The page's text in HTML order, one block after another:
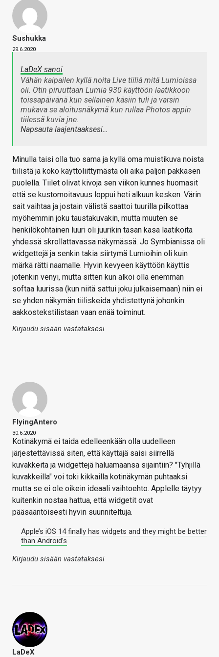
Sushukka
29.6.2020
LaDeX sanoi
Vähän kaipailen kyllä noita Live tiiliä mitä Lumioissa
oli. Otin piruuttaan Lumia 930 käyttöön laatikkoon
toissapäivänä kun sellainen käsiin tuli ja varsin
mukava se aloitusnäkymä kun rullaa Photos appin
tiilessä kuvia jne.
Napsauta laajentaaksesi…
Minulla taisi olla tuo sama ja kyllä oma muistikuva noista
tiilistä ja koko käyttöliittymästä oli aika paljon pakkasen
puolella. Tiilet olivat kivoja sen viikon kunnes huomasit
että se kustomoitavuus loppui heti alkuun kesken. Värin
sait vaihtaa ja jostain välistä saattoi tuurilla pilkottaa
myöhemmin joku taustakuvakin, mutta muuten se
henkilökohtainen luuri oli juurikin tasan kasa laatikoita
yhdessä skrollattavassa näkymässä. Jo Symbianissa oli
widgettejä ja senkin takia siirtymä Lumioihin oli kuin
märkä rätti naamalle. Hyvin kevyeen käyttöön käyttis
jotenkin venyi, mutta sitten kun alkoi olla enemmän
softaa luurissa (kun niitä sattui joku julkaisemaan) niin ei
se yhden näkymän tiiliskeida yhdistettynä johonkin
aakkostekstilistaan vaan enää toiminut.
Kirjaudu sisään vastataksesi
FlyingAntero
30.6.2020
Kotinäkymä ei taida edelleenkään olla uudelleen
järjestettävissä siten, että käyttäjä saisi siirrellä
kuvakkeita ja widgettejä haluamaansa sijaintiin? "Tyhjillä
kuvakkeilla" voi toki kikkailla kotinäkymän puhtaaksi
mutta se ei ole oikein ideaali vaihtoehto. Applelle täytyy
kuitenkin nostaa hattua, että widgetit ovat
pääsääntöisesti hyvin suunniteltuja.
Apple’s iOS 14 finally has widgets and they might be better
than Android’s
Kirjaudu sisään vastataksesi
LaDeX